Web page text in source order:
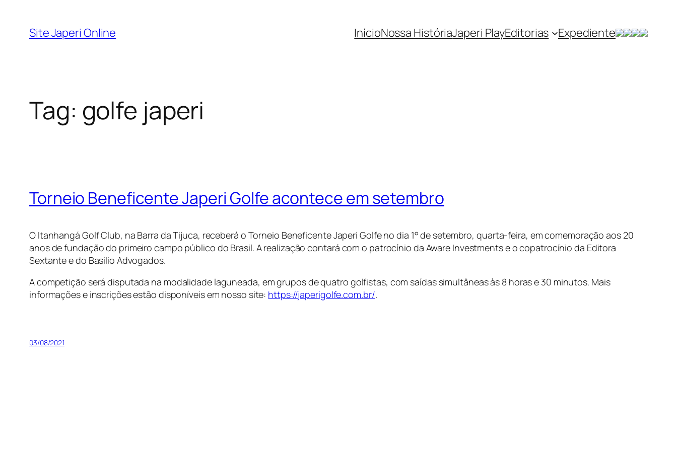
Site Japeri Online InícioNossa HistóriaJaperi PlayEditorias Expediente
Tag: golfe japeri
Torneio Beneficente Japeri Golfe acontece em setembro
O Itanhangá Golf Club, na Barra da Tijuca, receberá o Torneio Beneficente Japeri Golfe no dia 1° de setembro, quarta-feira, em comemoração aos 20
anos de fundação do primeiro campo público do Brasil. A realização contará com o patrocínio da Aware Investments e o copatrocínio da Editora
Sextante e do Basilio Advogados.
A competição será disputada na modalidade laguneada, em grupos de quatro golfistas, com saídas simultâneas às 8 horas e 30 minutos. Mais
informações e inscrições estão disponíveis em nosso site: https://japerigolfe.com.br/.
03/08/2021